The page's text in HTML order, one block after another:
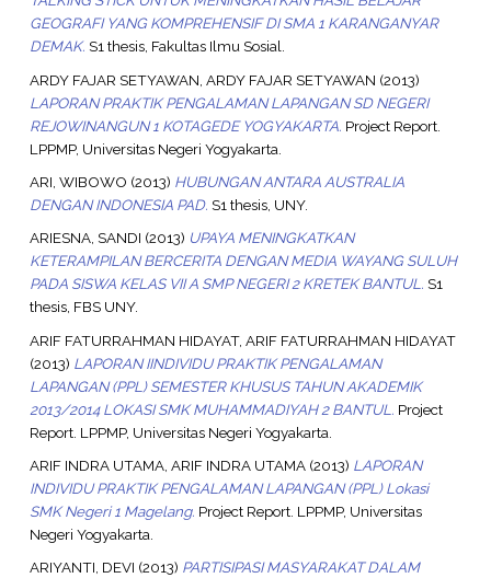
GEOGRAFI YANG KOMPREHENSIF DI SMA 1 KARANGANYAR
DEMAK. S1 thesis, Fakultas Ilmu Sosial.
ARDY FAJAR SETYAWAN, ARDY FAJAR SETYAWAN (2013)
LAPORAN PRAKTIK PENGALAMAN LAPANGAN SD NEGERI
REJOWINANGUN 1 KOTAGEDE YOGYAKARTA. Project Report.
LPPMP, Universitas Negeri Yogyakarta.
ARI, WIBOWO (2013) HUBUNGAN ANTARA AUSTRALIA
DENGAN INDONESIA PAD. S1 thesis, UNY.
ARIESNA, SANDI (2013) UPAYA MENINGKATKAN
KETERAMPILAN BERCERITA DENGAN MEDIA WAYANG SULUH
PADA SISWA KELAS VII A SMP NEGERI 2 KRETEK BANTUL. S1
thesis, FBS UNY.
ARIF FATURRAHMAN HIDAYAT, ARIF FATURRAHMAN HIDAYAT
(2013) LAPORAN IINDIVIDU PRAKTIK PENGALAMAN
LAPANGAN (PPL) SEMESTER KHUSUS TAHUN AKADEMIK
2013/2014 LOKASI SMK MUHAMMADIYAH 2 BANTUL. Project
Report. LPPMP, Universitas Negeri Yogyakarta.
ARIF INDRA UTAMA, ARIF INDRA UTAMA(2013) LAPORAN
INDIVIDU PRAKTIK PENGALAMAN LAPANGAN (PPL) Lokasi
SMK Negeri 1 Magelang. Project Report. LPPMP, Universitas
Negeri Yogyakarta.
ARIYANTI, DEVI (2013) PARTISIPASI MASYARAKAT DALAM